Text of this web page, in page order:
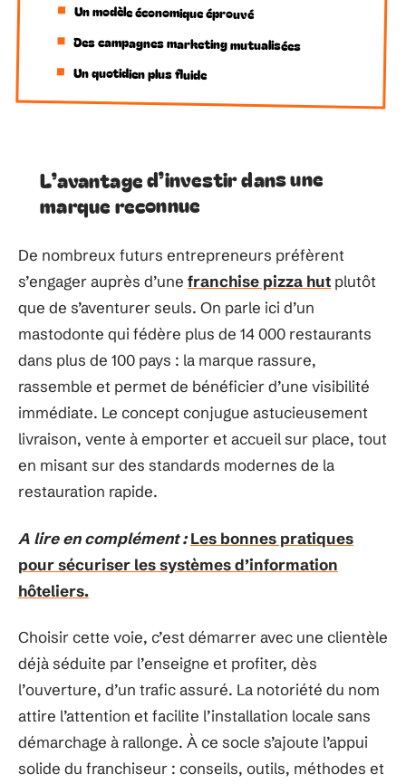
Un modèle économique éprouvé
Des campagnes marketing mutualisées
Un quotidien plus fluide
L’avantage d’investir dans une
marque reconnue
De nombreux futurs entrepreneurs préfèrent
s’engager auprès d’une franchise pizza hut plutôt
que de s’aventurer seuls. On parle ici d’un
mastodonte qui fédère plus de 14 000 restaurants
dans plus de 100 pays : la marque rassure,
rassemble et permet de bénéficier d’une visibilité
immédiate. Le concept conjugue astucieusement
livraison, vente à emporter et accueil sur place, tout
en misant sur des standards modernes de la
restauration rapide.
A lire en complément : Les bonnes pratiques
pour sécuriser les systèmes d’information
hôteliers.
Choisir cette voie, c’est démarrer avec une clientèle
déjà séduite par l’enseigne et profiter, dès
l’ouverture, d’un trafic assuré. La notoriété du nom
attire l’attention et facilite l’installation locale sans
démarchage à rallonge. À ce socle s’ajoute l’appui
solide du franchiseur : conseils, outils, méthodes et